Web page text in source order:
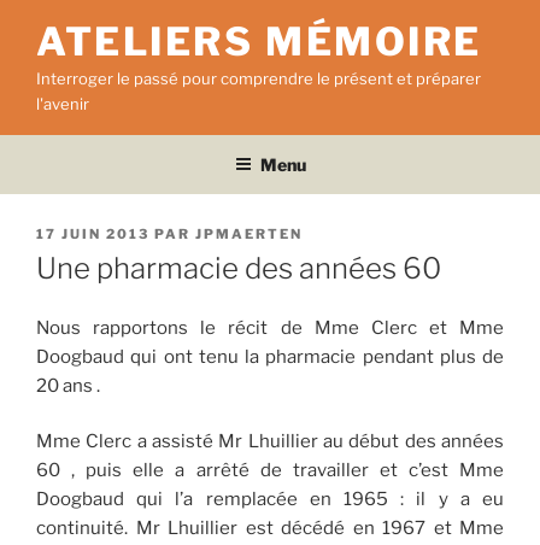
contenu
principal
ATELIERS MÉMOIRE
Interroger le passé pour comprendre le présent et préparer
l'avenir
Menu
PUBLIÉ
LE
17 JUIN 2013 PAR JPMAERTEN
Une pharmacie des années 60
Nous rapportons le récit de Mme Clerc et Mme
Doogbaud qui ont tenu la pharmacie pendant plus de
20 ans .
Mme Clerc a assisté Mr Lhuillier au début des années
60 , puis elle a arrêté de travailler et c’est Mme
Doogbaud qui l’a remplacée en 1965 : il y a eu
continuité. Mr Lhuillier est décédé en 1967 et Mme